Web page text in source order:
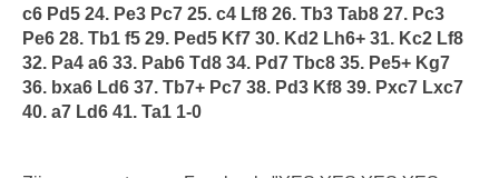
c6 Pd5 24. Pe3 Pc7 25. c4 Lf8 26. Tb3 Tab8 27. Pc3
Pe6 28. Tb1 f5 29. Ped5 Kf7 30. Kd2 Lh6+ 31. Kc2 Lf8
32. Pa4 a6 33. Pab6 Td8 34. Pd7 Tbc8 35. Pe5+ Kg7
36. bxa6 Ld6 37. Tb7+ Pc7 38. Pd3 Kf8 39. Pxc7 Lxc7
40. a7 Ld6 41. Ta1 1-0